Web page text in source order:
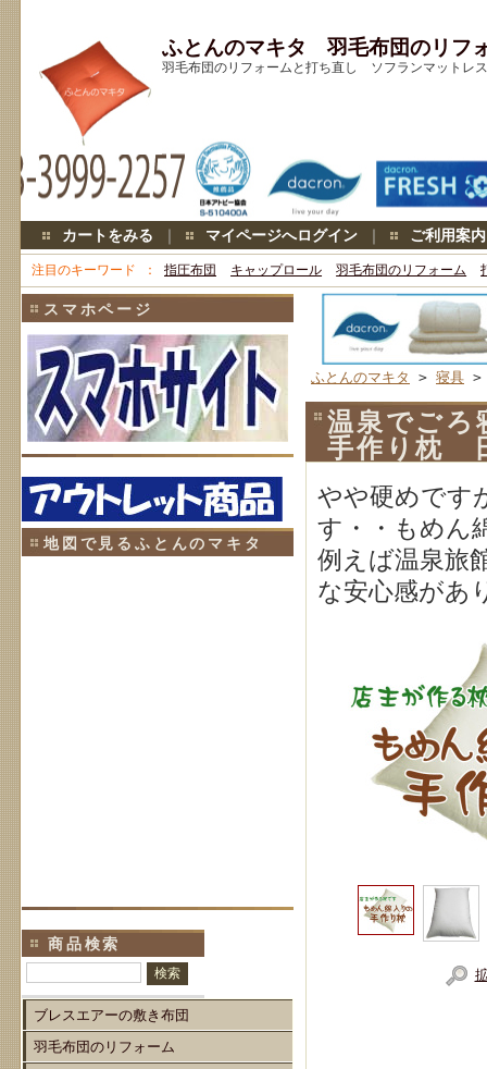
ふとんのマキタ 羽毛布団のリ
羽毛布団のリフォームと打ち直し ソフランマット
カートをみる ｜ マイページへログイン ｜ ご利用案内
注目のキーワード 指圧布団 キャップロール 羽毛布団のリフォーム
スマホページ
地図で見るふとんのマキタ
商品検索
ブレスエアーの敷き布団
羽毛布団のリフォーム
ふとんのマキタ > 寝具
温泉でご
手作り枕
やや硬めです
す・・もめん
例えば温泉旅
な安心感があ